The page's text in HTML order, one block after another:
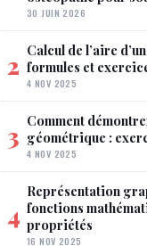
30 JUIN 2026
2 Calcul de l’aire
formules et
4 NOV 2025
3 Comment
géométrique :
4 NOV 2025
4
Représentation
fonctions
propriétés
16 NOV 2025